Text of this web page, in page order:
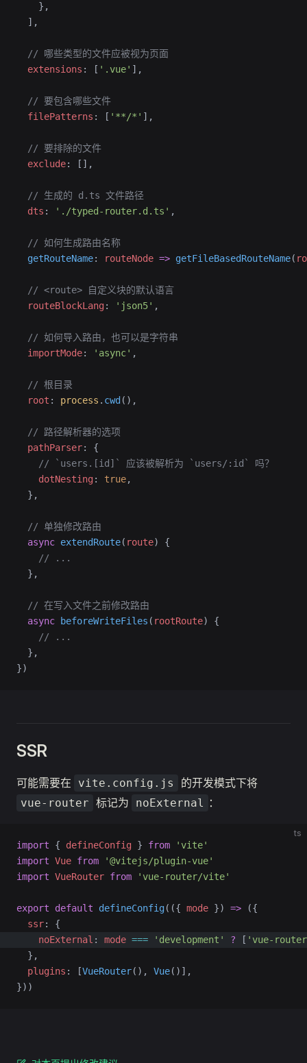
    },
  ],
  // 哪些类型的文件应被视为页面
  extensions
: [ '.vue' ],
  // 要包含哪些文件
  filePatterns
: [ '**/*' ],
  // 要排除的文件
  exclude
: [],
  // 生成的 d.ts 文件路径
  dts
: './typed-router.d.ts' ,
  // 如何生成路由名称
  getRouteName
: routeNode => getFileBasedRouteName(
  // <route> 自定义块的默认语言
  routeBlockLang
: 'json5' ,
  // 如何导入路由，也可以是字符串
  importMode
: 'async' ,
  // 根目录
  root
: process . cwd (),
  // 路径解析器的选项
  pathParser
: {
    // `users.[id]` 应该被解析为 `users/:id` 吗？
    dotNesting
: true,
  },
  // 单独修改路由
  async
extendRoute( route) {
    // ...
  },
  // 在写入文件之前修改路由
  async
beforeWriteFiles ( rootRoute) {
    // ...
  },
})
SSR
可能需要在 vite.config.js 的开发模式下将
vue-router 标记为 noExternal ：
ts
import { defineConfig } from 'vite'
import Vue from '@vitejs/plugin-vue'
import VueRouter from 'vue-router/vite'
export default defineConfig(({ mode }) => ({
  ssr
: {
    noExternal
: mode === 'development' ? [ 'vue-
  },
  plugins
: [VueRouter(), Vue()],
}))